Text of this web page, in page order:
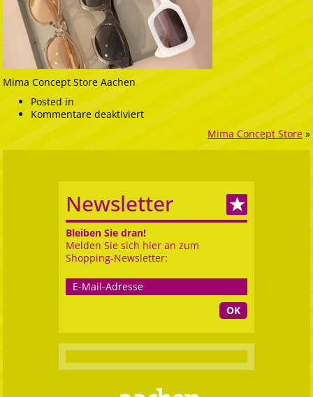
Mima Concept Store Aachen
Posted in
Kommentare deaktiviertfür
Mima
Concept
Store
Mima Concept Store»
Newsletter
Bleiben Sie dran!
Melden Sie sich hier an zum
Shopping-Newsletter:
OK